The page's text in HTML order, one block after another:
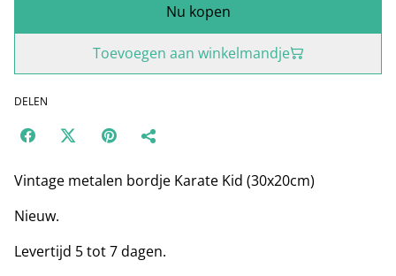
Nu kopen
Toevoegen aan winkelmandje
DELEN
Vintage metalen bordje Karate Kid (30x20cm)
Nieuw.
Levertijd 5 tot 7 dagen.